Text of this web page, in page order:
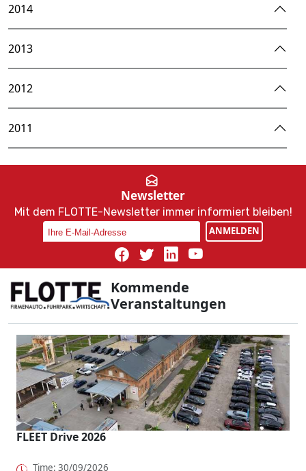
2014
2013
2012
2011
Newsletter
Mit dem FLOTTE-Newsletter immer informiert bleiben!
ANMELDEN
Kommende
Veranstaltungen
FLEET Drive 2026
Time: 30/09/2026